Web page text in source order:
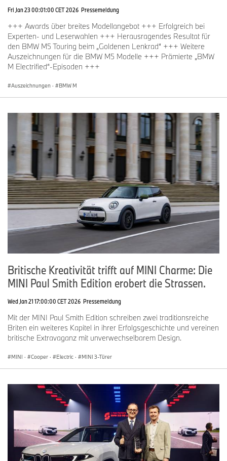
Fri Jan 23 00:01:00 CET 2026 Pressemeldung
+++ Awards über breites Modellangebot +++ Erfolgreich bei
Experten- und Leserwahlen +++ Herausragendes Resultat für
den BMW M5 Touring beim „Goldenen Lenkrad“ +++ Weitere
Auszeichnungen für die BMW M5 Modelle +++ Prämierte „BMW
M Electrified“-Episoden +++
Auszeichnungen · BMW M
Britische Kreativität trifft auf MINI Charme: Die
MINI Paul Smith Edition erobert die Strassen.
Wed Jan 21 17:00:00 CET 2026 Pressemeldung
Mit der MINI Paul Smith Edition schreiben zwei traditionsreiche
Briten ein weiteres Kapitel in ihrer Erfolgsgeschichte und vereinen
britische Extravaganz mit unverwechselbarem Design.
MINI · Cooper · Electric · MINI 3-Türer